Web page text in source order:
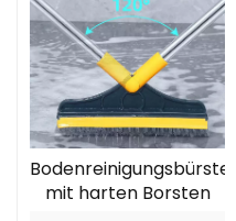
Bodenreinigungsbürste
mit harten Borsten